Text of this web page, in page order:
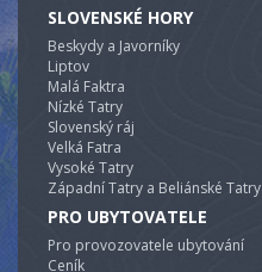
SLOVENSKÉ HORY
Beskydy a Javorníky
Liptov
Malá Faktra
Nízké Tatry
Slovenský ráj
Velká Fatra
Vysoké Tatry
Západní Tatry a Beliánské Tatry
PRO UBYTOVATELE
Pro provozovatele ubytování
Ceník